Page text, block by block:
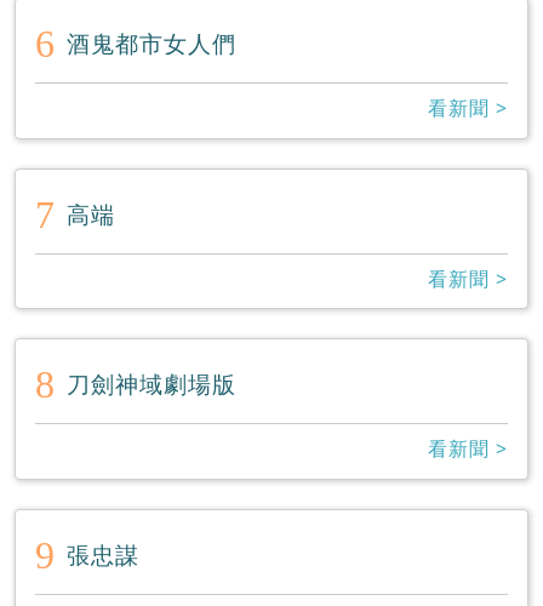
6 酒鬼都市女人們
看新聞 >
7 高端
看新聞 >
8 刀劍神域劇場版
看新聞 >
9 張忠謀